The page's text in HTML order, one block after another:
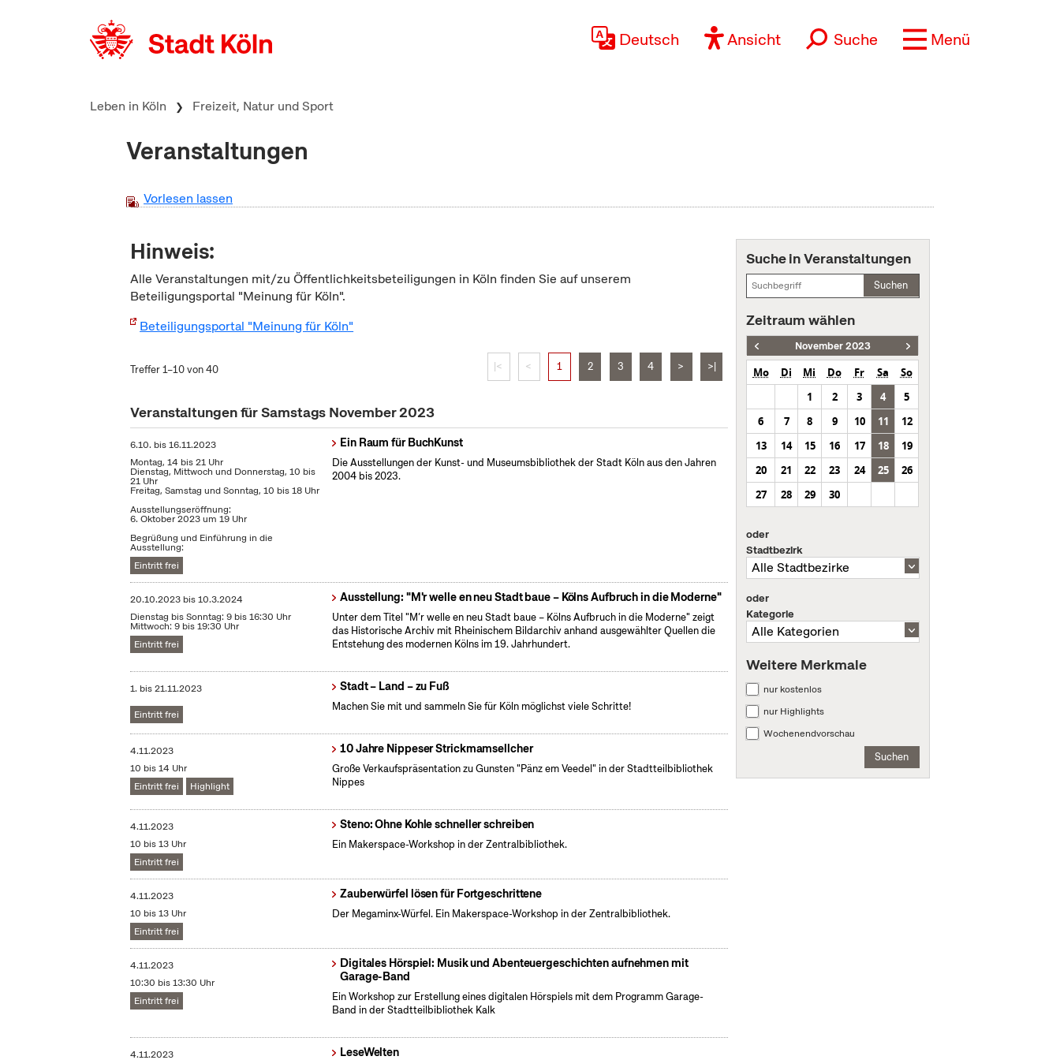
Deutsch Ansicht Suche Menü
Leben in Köln Freizeit, Natur und Sport
Veranstaltungen
Vorlesen lassen
Hinweis:
Alle Veranstaltungen mit/zu Öffentlichkeitsbeteiligungen in Köln finden Sie auf unserem
Beteiligungsportal "Meinung für Köln".
Beteiligungsportal "Meinung für Köln"
Treffer 1–10 von 40 |< < 1 2 3 4 > >|
Veranstaltungen für Samstags November 2023
6.10. bis16.11.2023
Montag, 14 bis 21 Uhr
Dienstag, Mittwoch und Donnerstag, 10 bis
21 Uhr
Freitag, Samstag und Sonntag, 10 bis 18 Uhr
Ausstellungseröffnung:
6. Oktober 2023 um 19 Uhr
Begrüßung und Einführung in die
Ausstellung:
Eintritt frei
Ein Raum für BuchKunst
Die Ausstellungen der Kunst- und Museumsbibliothek der Stadt Köln aus den Jahren
2004 bis 2023.
20.10.2023 bis10.3.2024
Dienstag bis Sonntag: 9 bis 16:30 Uhr
Mittwoch: 9 bis 19:30 Uhr
Eintritt frei
Ausstellung: "M'r welle en neu Stadt baue – Kölns Aufbruch in die Moderne"
Unter dem Titel "M’r welle en neu Stadt baue – Kölns Aufbruch in die Moderne" zeigt
das Historische Archiv mit Rheinischem Bildarchiv anhand ausgewählter Quellen die
Entstehung des modernen Kölns im 19. Jahrhundert.
1. bis21.11.2023
Eintritt frei
Stadt – Land – zu Fuß
Machen Sie mit und sammeln Sie für Köln möglichst viele Schritte!
4.11.2023
10 bis 14 Uhr
Eintritt frei
Highlight
10 Jahre Nippeser Strickmamsellcher
Große Verkaufspräsentation zu Gunsten "Pänz em Veedel" in der Stadtteilbibliothek
Nippes
4.11.2023
10 bis 13 Uhr
Eintritt frei
Steno: Ohne Kohle schneller schreiben
Ein Makerspace-Workshop in der Zentralbibliothek.
4.11.2023
10 bis 13 Uhr
Eintritt frei
​Zauberwürfel lösen für Fortgeschrittene
Der Megaminx-Würfel. Ein Makerspace-Workshop in der Zentralbibliothek.
4.11.2023
10:30 bis 13:30 Uhr
Eintritt frei
Digitales Hörspiel: Musik und Abenteuergeschichten aufnehmen mit
Garage-Band
Ein Workshop zur Erstellung eines digitalen Hörspiels mit dem Programm Garage-
Band in der Stadtteilbibliothek Kalk
4.11.2023 LeseWelten
Suche in Veranstaltungen
Suchen
Zeitraum wählen
November 2023
Mo Di Mi Do Fr Sa
So
1
2 3 4
5
6
7 8 9 10 11
12
13
14 15 16 17 18
19
20
21 22 23 24 25
26
27
28 29 30
oder
Stadtbezirk
oder
Kategorie
Weitere Merkmale
nur kostenlos
nur Highlights
Wochenendvorschau
Suchen